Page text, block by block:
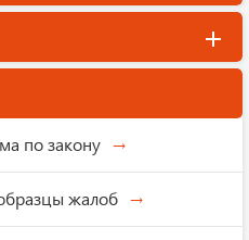
по закону
жалоб